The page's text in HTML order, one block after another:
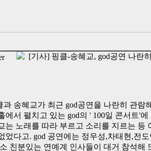
[기사] 핑클-송혜교, god공연 나란
송혜교가 최근 god공연을 나란히 관람
서 펼치고 있는 god의 ' 100일 콘서트'에
노래를 따라 부르고 소리를 지르는 등
다고. god 공연에는 정우성,차태현,전도
친분있는 연예계 인사들이 대거 참석해